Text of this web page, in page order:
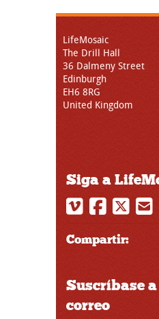
LifeMosaic
The Drill Hall
36 Dalmeny Street
Edinburgh
EH6 8RG
United Kingdom
Siga a
Compartir:
Suscríbase a
correo